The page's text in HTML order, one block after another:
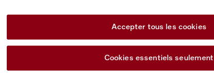
Formulaire de rétractation
Accepter tous les cookies
Cookies essentiels seulement